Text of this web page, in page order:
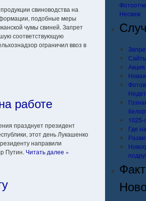
свиноводства на
подобные меры
чумы свиней. Запрет
соответствующую
ограничил ввоз в
работе
празднует президент
этот день Лукашенко
направили
Путин. Читать далее »
Несвиж
Сайты
1025-
Где